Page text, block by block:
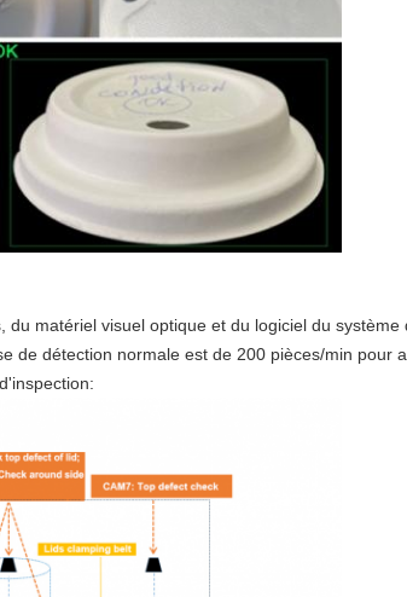
matériel visuel optique et du logiciel du
de détection normale est de 200 pièces/min pour